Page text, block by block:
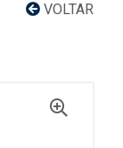
VOLTAR